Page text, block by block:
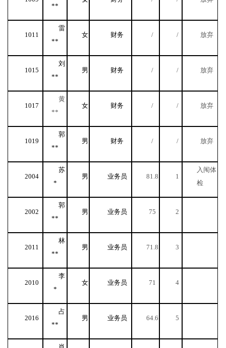
**
1011
雷
**
女 财务 / / 放弃
1015
刘
**
男 财务 / / 放弃
1017
黄
**
女 财务 / / 放弃
1019
郭
**
男 财务 / / 放弃
2004
苏
*
男 业务员 81.8 1
入闱体
检
2002
郭
**
男 业务员 75 2
2011
林
**
男 业务员 71.8 3
2010
李
*
女 业务员 71 4
2016
占
**
男 业务员 64.6 5